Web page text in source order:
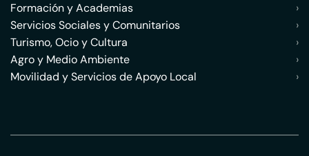
Formación y Academias
›
Servicios Sociales y Comunitarios
›
Turismo, Ocio y Cultura
›
Agro y Medio Ambiente
›
Movilidad y Servicios de Apoyo Local
›